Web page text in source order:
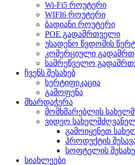
Wi-Fi5 როუტერი
WIFI6 როუტერი
ბადიანი როუტერი
POE გადამრთველი
უსადენო წვდომის
კომერციული
სამრეწველო
ჩვენს შესახებ
სერტიფიკაცია
გამოფენა
მხარდაჭერა
მომხმარებლის
ვიდეო
გამოიყენეთ
პროდუქტის
სოფტელის
სიახლეები